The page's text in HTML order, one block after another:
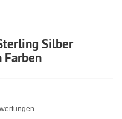
Silber
Farben